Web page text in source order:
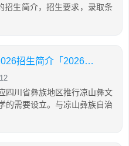
招生简介，招生要求，录取条
四川省彝文学校五年制大专2026招生简介「2026年更新」
四川省彝族地区推行凉山彝文
的需要设立。与凉山彝族自治